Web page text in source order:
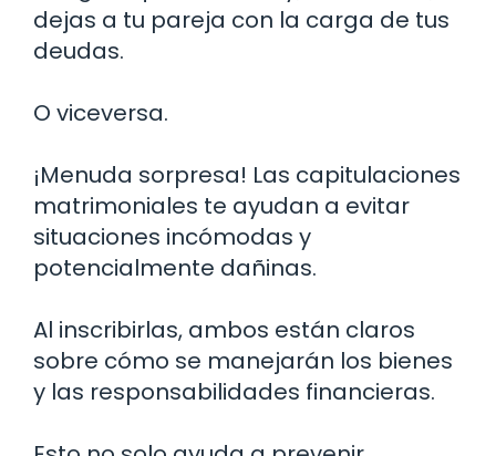
dejas a tu pareja con la carga de tus
deudas.
O viceversa.
¡Menuda sorpresa! Las capitulaciones
matrimoniales te ayudan a evitar
situaciones incómodas y
potencialmente dañinas.
Al inscribirlas, ambos están claros
sobre cómo se manejarán los bienes
y las responsabilidades financieras.